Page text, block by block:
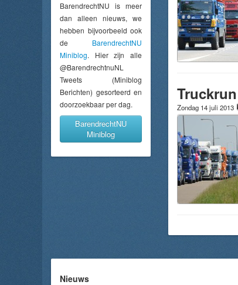
BarendrechtNU is meer
dan alleen nieuws, we
hebben bijvoorbeeld ook
de BarendrechtNU
Miniblog. Hier zijn alle
@BarendrechtnuNL
Tweets (Miniblog
Berichten) gesorteerd en
doorzoekbaar per dag.
BarendrechtNU
Miniblog
Zondag 14 juli 2013
Nieuws